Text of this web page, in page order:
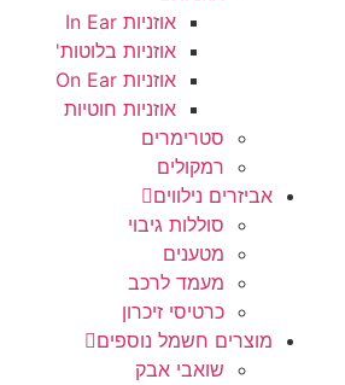
אוזניות In Ear
אוזניות בלוטות'
אוזניות On Ear
אוזניות חוטיות
סטרימרים
רמקולים
אביזרים נילווים
סוללות גיבוי
מטענים
מעמד לרכב
כרטיסי זיכרון
מוצרים חשמל נוספים
שואבי אבק